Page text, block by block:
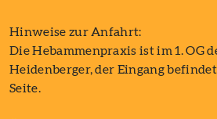
Hinweise zur Anfahrt:
Die Hebammenpraxis ist im 1. OG
Heidenberger, der Eingang
Seite.